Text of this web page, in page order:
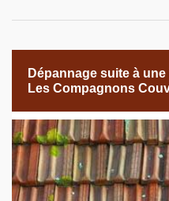
Dépannage suite à
Les Compagnons